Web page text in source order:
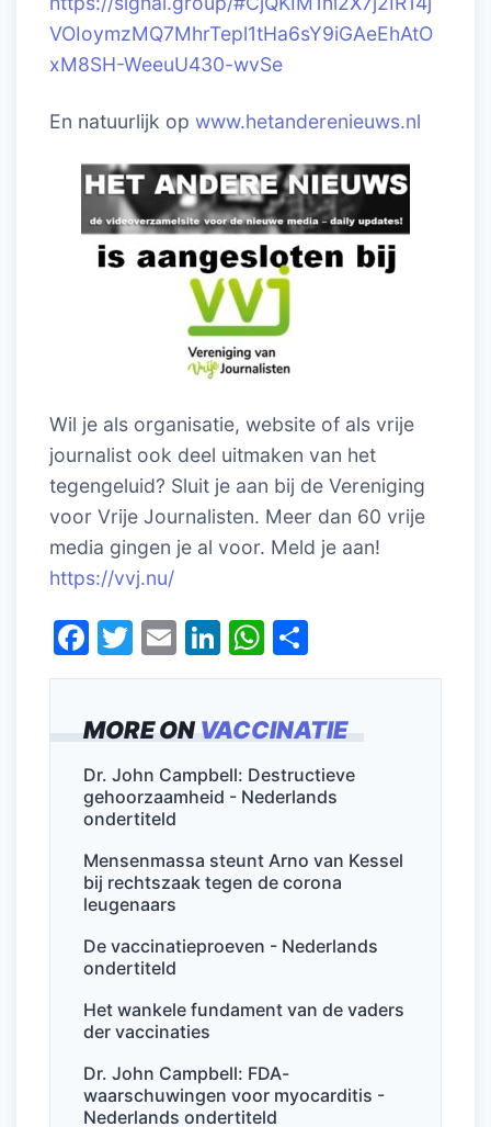
MORE ONVACCINATIE
Dr. John Campbell: Destructieve
gehoorzaamheid - Nederlands
ondertiteld
Mensenmassa steunt Arno van Kessel
bij rechtszaak tegen de corona
leugenaars
De vaccinatieproeven - Nederlands
ondertiteld
Het wankele fundament van de vaders
der vaccinaties
Dr. John Campbell: FDA-
waarschuwingen voor myocarditis -
Nederlands ondertiteld
VOIoymzMQ7MhrTepl1tHa6sY9iGAeEhAtO
xM8SH-WeeuU430-wvSe
En natuurlijk op www.hetanderenieuws.nl
Wil je als organisatie, website of als vrije
journalist ook deel uitmaken van het
tegengeluid? Sluit je aan bij de Vereniging
voor Vrije Journalisten. Meer dan 60 vrije
media gingen je al voor. Meld je aan!
https://vvj.nu/
F
a
e
b
o
o
k
T
w
er
E
m
l
Li
n
e
dI
n
W
h
s
A
p
p
el
n